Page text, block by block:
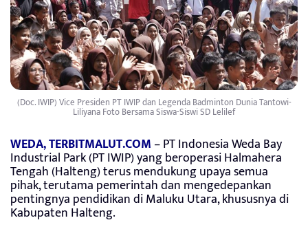
(Doc. IWIP) Vice Presiden PT IWIP dan Legenda Badminton Dunia Tantowi-
Liliyana Foto Bersama Siswa-Siswi SD Lelilef
WEDA, TERBITMALUT.COM – PT Indonesia Weda Bay
Industrial Park (PT IWIP) yang beroperasi Halmahera
Tengah (Halteng) terus mendukung upaya semua
pihak, terutama pemerintah dan mengedepankan
pentingnya pendidikan di Maluku Utara, khususnya di
Kabupaten Halteng.